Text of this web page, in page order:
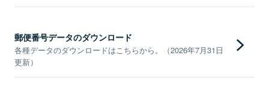
郵便番号データのダウンロード
各種データのダウンロードはこちらから。（2026年7月31日
更新）